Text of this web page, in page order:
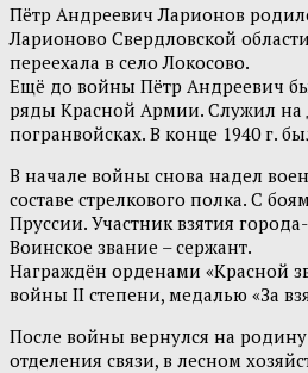
Пётр Андреевич Ларионов
Ларионово Свердловской
переехала в село Локосово.
Ещё до войны Пётр Андреевич
ряды Красной Армии. Служил на
погранвойсках. В конце 1940 г.
В начале войны снова надел
составе стрелкового полка. С
Пруссии. Участник взятия
Воинское звание – сержант.
Награждён орденами «Красной
войны II степени, медалью «За
После войны вернулся на
отделения связи, в лесном